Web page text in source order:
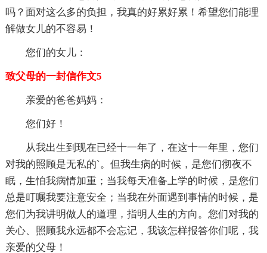
吗？面对这么多的负担，我真的好累好累！希望您们能理
解做女儿的不容易！
您们的女儿：
致父母的一封信作文5
亲爱的爸爸妈妈：
您们好！
从我出生到现在已经十一年了，在这十一年里，您们
对我的照顾是无私的`。但我生病的时候，是您们彻夜不
眠，生怕我病情加重；当我每天准备上学的时候，是您们
总是叮嘱我要注意安全；当我在外面遇到事情的时候，是
您们为我讲明做人的道理，指明人生的方向。您们对我的
关心、照顾我永远都不会忘记，我该怎样报答你们呢，我
亲爱的父母！